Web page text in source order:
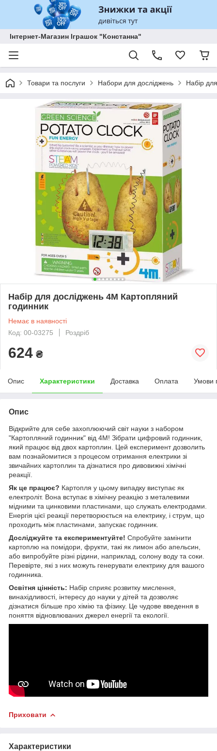
Інтернет-Магазин Іграшок "Констанна"
Товари та послуги Набори для досліджень Набір
Набір для досліджень 4M Картопляний
годинник
Немає в наявності
Код: 00-03275
Роздріб
624 ₴
Опис Характеристики Доставка Оплата Умови
Опис
Відкрийте для себе захоплюючий світ науки з набором
"Картопляний годинник" від 4M! Зібрати цифровий годинник,
який працює від двох картоплин. Цей експеримент дозволить
вам познайомитися з процесом отримання електрики зі
звичайних картоплин та дізнатися про дивовижні хімічні
реакції.
Як це працює? Картопля у цьому випадку виступає як
електроліт. Вона вступає в хімічну реакцію з металевими
мідними та цинковими пластинами, що служать електродами.
Енергія цієї реакції перетворюється на електрику, і струм, що
проходить між пластинами, запускає годинник.
Досліджуйте та експериментуйте! Спробуйте замінити
картоплю на помідори, фрукти, такі як лимон або апельсин,
або випробуйте різні рідини, наприклад, солону воду та соки.
Перевірте, які з них можуть генерувати електрику для вашого
годинника.
Освітня цінність: Набір сприяє розвитку мислення,
винахідливості, інтересу до науки у дітей та дозволяє
дізнатися більше про хімію та фізику. Це чудове введення в
поняття відновлюваних джерел енергії та екології.
Приховати
Характеристики